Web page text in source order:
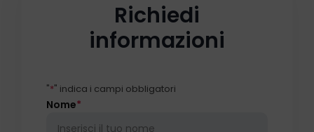
Richiedi
informazioni
"*" indica i campi obbligatori
Nome*